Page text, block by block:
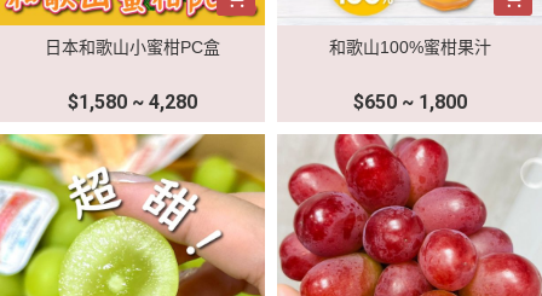
日本和歌山小蜜柑PC盒
$1,580 ~ 4,280
和歌山100%蜜柑果汁
$650 ~ 1,800